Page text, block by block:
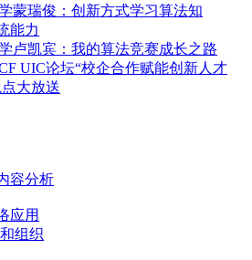
蒙瑞俊：创新方式学习算法知
能力
卢凯宾：我的算法竞赛成长之路
UIC论坛“校企合作赋能创新人才
大放送
容分析
应用
组织